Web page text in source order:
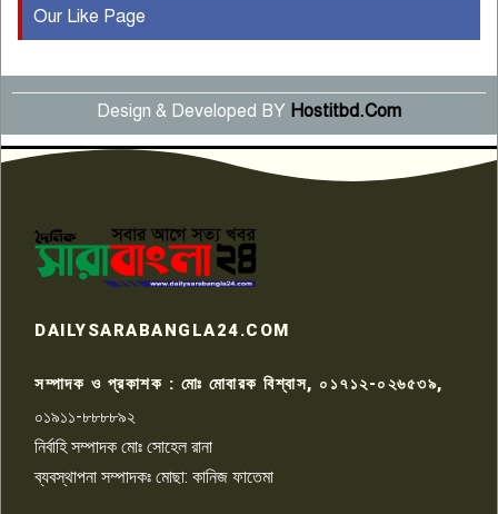
৫
বছর পূর্তি উদযাপন
৬
সংবাদ সম্মেলনে অভিযোগ অস্বীকার
উদ্দেশ্য প্রণোদিত সংবাদ প্রকাশের
প্রতিবাদ নাজির হাসানের
৭
কেটে ঘরে ঢুকে স্কুল শিক্ষিকাকে হত্যা
টয়লেটের ট্যাংকি থেকে লাশ উদ্ধার
রাজশাহীতে সন্ত্রাসী হামলায় গুরুতর
চাঁদাবাজি ও হয়রানির অভিযোগ
Our Like Page
Design & Developed BY Hostitbd.Com
DAILYSARABANGLA24.COM
সম্পাদক ও প্রকাশক : মোঃ মোবারক বিশ্বাস, ০১৭১২-০২৬৫৩৯,
০১৯১১-৮৮৮৮৯২
নির্বাহি সম্পাদক মোঃ সোহেল রানা
ব্যবস্থাপনা সম্পাদকঃ মোছা: কানিজ ফাতেমা